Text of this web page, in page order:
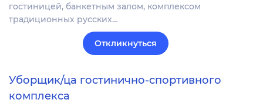
гостиницей, банкетным залом, комплексом
традиционных русских…
Откликнуться
Уборщик/ца гостинично-спортивного
комплекса